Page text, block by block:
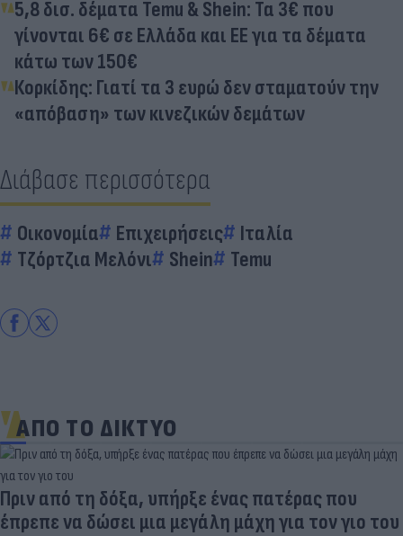
5,8 δισ. δέματα Temu & Shein: Τα 3€ που
γίνονται 6€ σε Ελλάδα και ΕΕ για τα δέματα
κάτω των 150€
Κορκίδης: Γιατί τα 3 ευρώ δεν σταματούν την
«απόβαση» των κινεζικών δεμάτων
Διάβασε περισσότερα
Οικονομία Επιχειρήσεις
Ιταλία
Τζόρτζια Μελόνι
Shein Temu
ΑΠΟ ΤΟ ΔΙΚΤΥΟ
Πριν από τη δόξα, υπήρξε ένας πατέρας που
έπρεπε να δώσει μια μεγάλη μάχη για τον γιο του